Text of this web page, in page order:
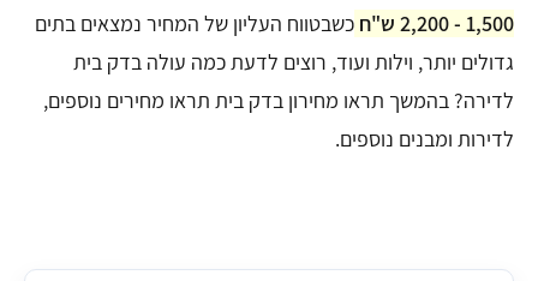
1,500 - 2,200 ש"ח
כשבטווח העליון של המחיר נמצאים בתים
גדולים יותר, וילות ועוד, רוצים לדעת כמה עולה בדק בית
לדירה? בהמשך תראו מחירון בדק בית תראו מחירים נוספים,
לדירות ומבנים נוספים.